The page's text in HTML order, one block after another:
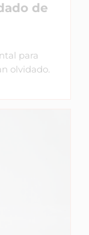
de
para
olvidado.